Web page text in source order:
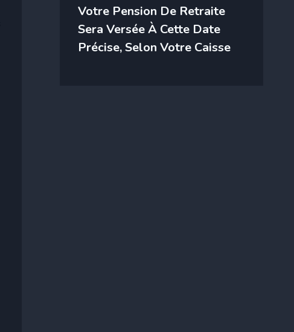
Votre Pension De Retraite
Sera Versée À Cette Date
Précise, Selon Votre Caisse